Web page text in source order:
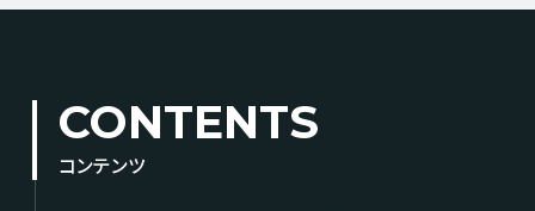
CONTENTS
コンテンツ